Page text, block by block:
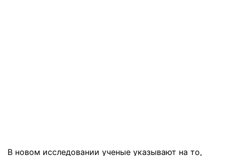
В новом исследовании ученые указывают на то,